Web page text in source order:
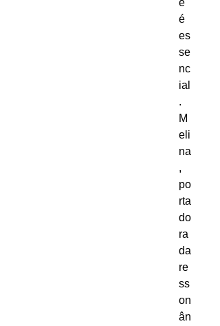
é
es
se
nc
ial
.
M
eli
na
,
po
rta
do
ra
da
re
ss
on
ân